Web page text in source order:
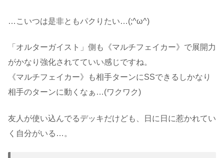
…こいつは是非ともパクりたい…(;^ω^)
「オルターガイスト」側も《マルチフェイカー》で展開力
がかなり強化されてていい感じですね。
《マルチフェイカー》も相手ターンにSSできるしかなり
相手のターンに動くなぁ…(ワクワク)
友人が使い込んでるデッキだけども、日に日に惹かれてい
く自分がいる…。